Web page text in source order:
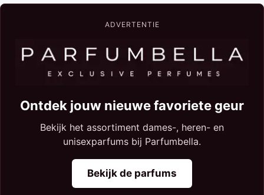
ADVERTENTIE
Ontdek jouw nieuwe favoriete geur
Bekijk het assortiment dames-, heren- en
unisexparfums bij Parfumbella.
Bekijk de parfums